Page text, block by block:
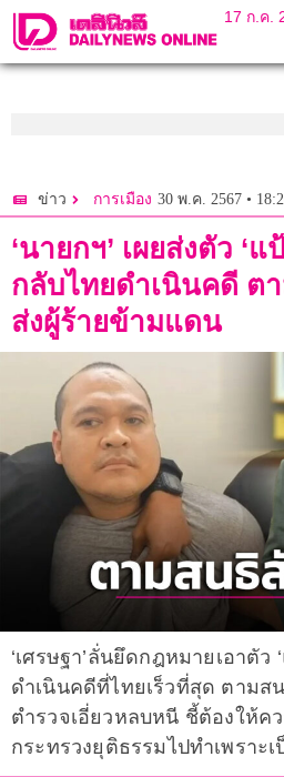
17 ก.ค.
ข่าว การเมือง 30 พ.ค. 2567 •
‘นายกฯ’ เผยส่งตัว ‘
กลับไทยดำเนินคดี
ส่งผู้ร้ายข้ามแดน
‘เศรษฐา’ลั่นยึดกฎหมายเอาตัว
ดำเนินคดีที่ไทยเร็วที่สุด ตาม
ตำรวจเอี่ยวหลบหนี ชี้ต้องให้ค
กระทรวงยุติธรรมไปทำเพราะ